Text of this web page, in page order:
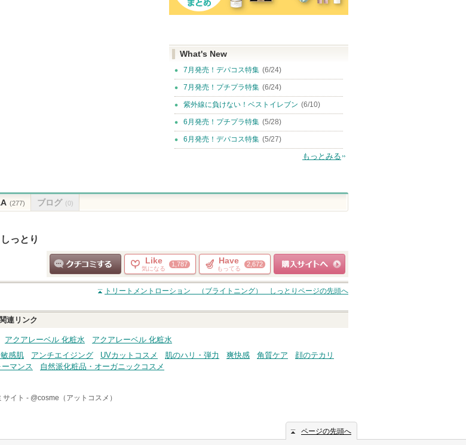
What's New
7月発売！デパコス特集 (6/24)
7月発売！プチプラ特集 (6/24)
紫外線に負けない！ベストイレブン (6/10)
6月発売！プチプラ特集 (5/28)
6月発売！デパコス特集 (5/27)
もっとみる
(277) ブログ (0)
っとり
クチコミする
Like
気になる
1,787 Have
もってる
2,672
ショッピングサイト
へ
トリートメントローション （ブライトニング） しっとり ページの先頭へ
関連リンク
アクアレーベル 化粧水
アクアレーベル 化粧水
感肌 アンチエイジング UVカットコスメ 肌のハリ・弾力 爽快感 角質ケア
顔のテカリ
マンス 自然派化粧品・オーガニックコスメ
サイト - @cosme（アットコスメ）
ページの先頭へ